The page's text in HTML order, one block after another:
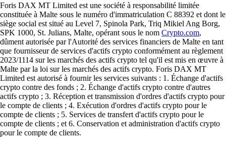
Foris DAX MT Limited est une société à responsabilité limitée
constituée à Malte sous le numéro d'immatriculation C 88392 et dont le
siège social est situé au Level 7, Spinola Park, Triq Mikiel Ang Borg,
SPK 1000, St. Julians, Malte, opérant sous le nom Crypto.com,
dûment autorisée par l'Autorité des services financiers de Malte en tant
que fournisseur de services d'actifs crypto conformément au règlement
2023/1114 sur les marchés des actifs crypto tel qu'il est mis en œuvre à
Malte par la loi sur les marchés des actifs crypto. Foris DAX MT
Limited est autorisé à fournir les services suivants : 1. Échange d'actifs
crypto contre des fonds ; 2. Échange d'actifs crypto contre d'autres
actifs crypto ; 3. Réception et transmission d'ordres d'actifs crypto pour
le compte de clients ; 4. Exécution d'ordres d'actifs crypto pour le
compte de clients ; 5. Services de transfert d'actifs crypto pour le
compte de clients ; et 6. Conservation et administration d'actifs crypto
pour le compte de clients.